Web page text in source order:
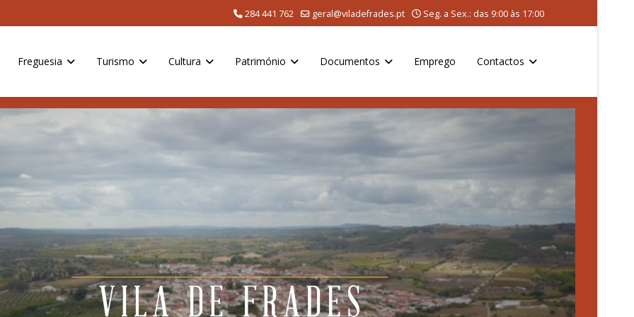
284 441 762 geral@viladefrades.pt Seg. a Sex.: das 9:00 às 17:00
Freguesia Turismo Cultura Património Documentos Emprego Contactos